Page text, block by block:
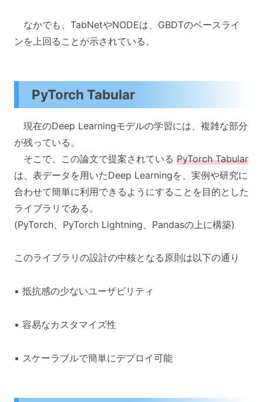
なかでも、TabNetやNODEは、GBDTのベースライ
ンを上回ることが示されている。
PyTorch Tabular
現在のDeep Learningモデルの学習には、複雑な部分
が残っている。
そこで、この論文で提案されている PyTorch Tabular
は、表データを用いたDeep Learningを、実例や研究に
合わせて簡単に利用できるようにすることを目的とした
ライブラリである。
(PyTorch、PyTorch Lightning、Pandasの上に構築)
このライブラリの設計の中核となる原則は以下の通り
▪ 抵抗感の少ないユーザビリティ
▪ 容易なカスタマイズ性
▪ スケーラブルで簡単にデプロイ可能